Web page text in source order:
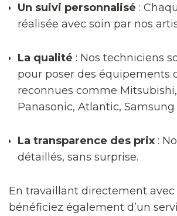
Un suivi personnalisé :
réalisée avec soin par nos
La qualité : Nos techniciens
pour poser des équipements
reconnues comme
Panasonic, Atlantic,
La transparence des prix :
détaillés, sans surprise.
En travaillant directement avec
bénéficiez également d’un